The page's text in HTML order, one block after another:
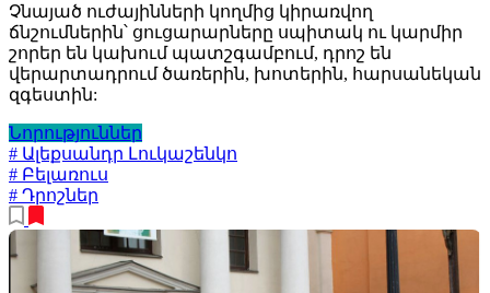
Չնայած ուժայինների կողմից կիրառվող
ճնշումներին՝ ցուցարարները սպիտակ ու կարմիր
շորեր են կախում պատշգամբում, դրոշ են
վերարտադրում ծառերին, խոտերին, հարսանեկան
զգեստին:
Նորություններ
# Ալեքսանդր Լուկաշենկո
# Բելառուս
# Դրոշներ